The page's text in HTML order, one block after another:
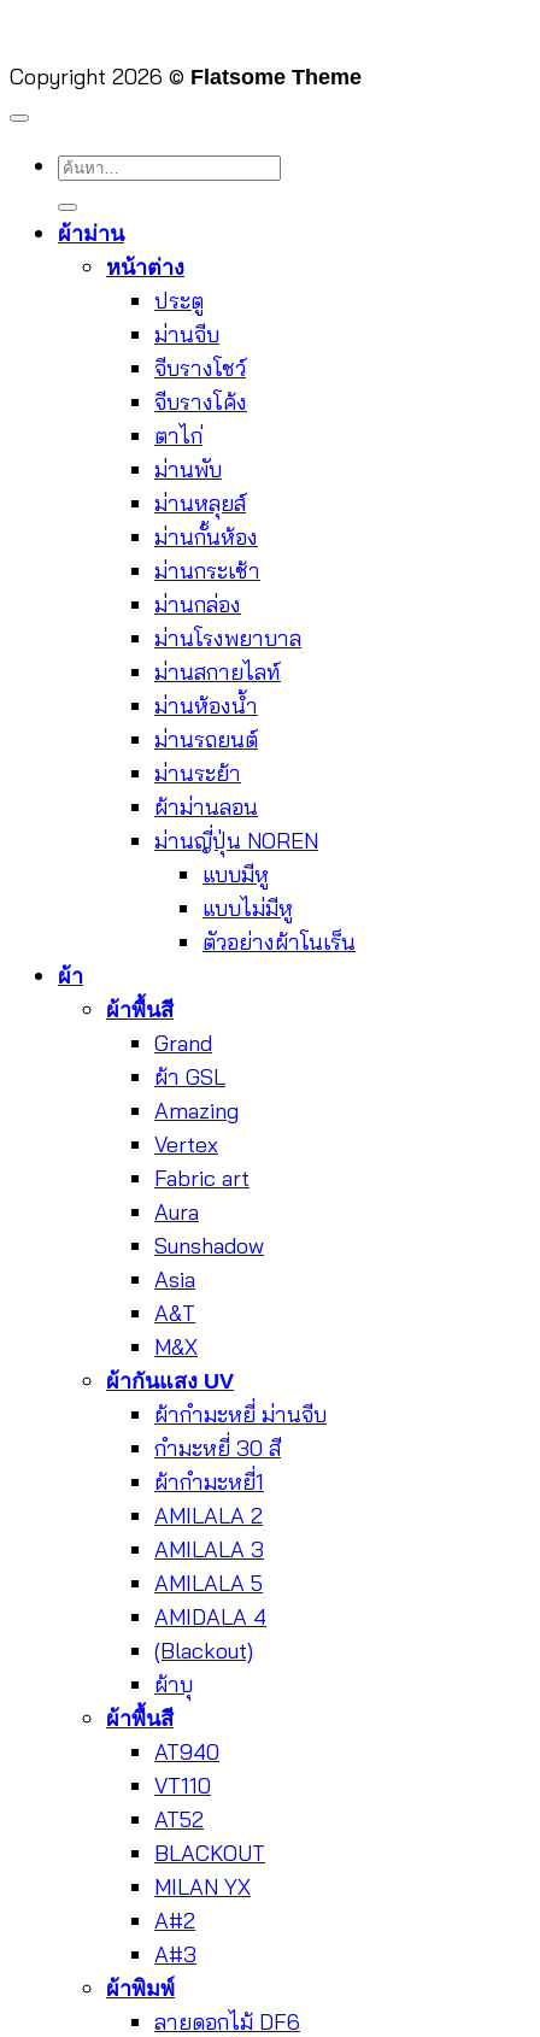
Copyright 2026 © Flatsome Theme
ค้นหา:
ผ้าม่าน
หน้าต่าง
ประตู
ม่านจีบ
จีบรางโชว์
จีบรางโค้ง
ตาไก่
ม่านพับ
ม่านหลุยส์
ม่านกั้นห้อง
ม่านกระเช้า
ม่านกล่อง
ม่านโรงพยาบาล
ม่านสกายไลท์
ม่านห้องน้ำ
ม่านรถยนต์
ม่านระย้า
ผ้าม่านลอน
ม่านญี่ปุ่น NOREN
แบบมีหู
แบบไม่มีหู
ตัวอย่างผ้าโนเร็น
ผ้า
ผ้าพื้นสี
Grand
ผ้า GSL
Amazing
Vertex
Fabric art
Aura
Sunshadow
Asia
A&T
M&X
ผ้ากันแสง UV
ผ้ากำมะหยี่ ม่านจีบ
กำมะหยี่ 30 สี
ผ้ากำมะหยี่1
AMILALA 2
AMILALA 3
AMILALA 5
AMIDALA 4
(Blackout)
ผ้าบุ
ผ้าพื้นสี
AT940
VT110
AT52
BLACKOUT
MILAN YX
A#2
A#3
ผ้าพิมพ์
ลายดอกไม้ DF6